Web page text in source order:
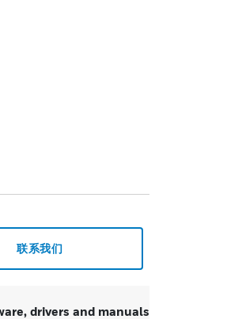
联系我们
drivers and manuals